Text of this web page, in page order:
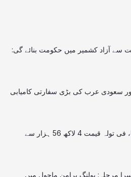
سے آزاد کشمیر میں حکومت بنائے گی:
سعودی عرب کی بڑی سفارتی کامیابی
پاکستان میں سونا مزید مہنگا، فی تولہ قیمت 4 لاکھ 56 ہزار سے
مرحلہ: پولنگ پرامن ماحول میں